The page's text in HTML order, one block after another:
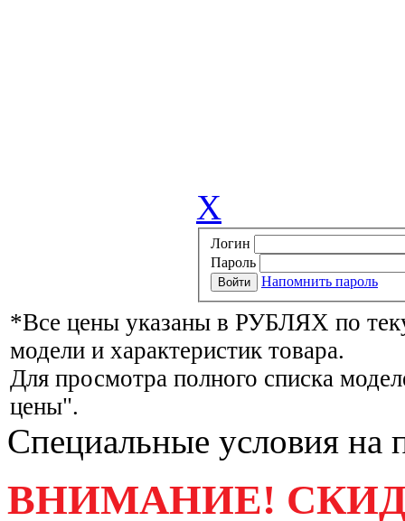
X
Логин
Пароль
Напомнить пароль
*Все цены указаны в РУБЛЯХ по
модели и характеристик товара.
Для просмотра полного списка
цены".
Специальные условия на
ВНИМАНИЕ!